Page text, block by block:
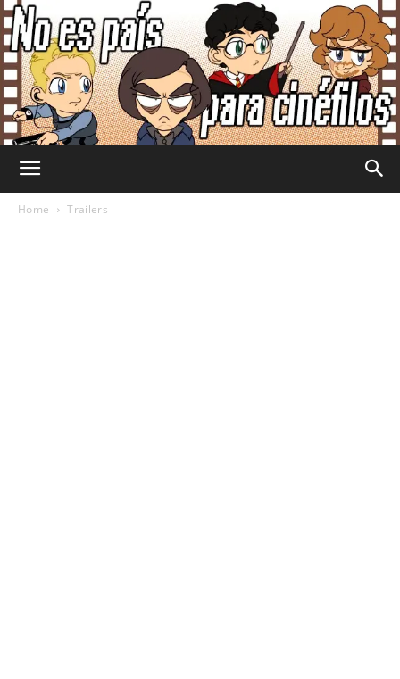
Home Trailers